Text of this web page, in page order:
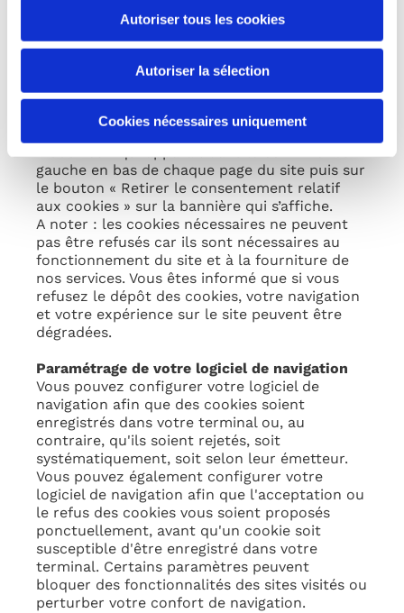
Autoriser tous les cookies
Autoriser la sélection
Cookies nécessaires uniquement
- Vous n’acceptez que le dépôt de cookies
nécessaires au fonctionnement du service en
cliquant sur le bouton « Accepter la sélection
» dans le bandeau
Vous pouvez à tout moment accepter ou
refuser les cookies en cliquant sur le bouton
gauche en bas de chaque page du site puis sur
le bouton « Retirer le consentement relatif
aux cookies » sur la bannière qui s’affiche.
A noter : les cookies nécessaires ne peuvent
pas être refusés car ils sont nécessaires au
fonctionnement du site et à la fourniture de
nos services. Vous êtes informé que si vous
refusez le dépôt des cookies, votre navigation
et votre expérience sur le site peuvent être
dégradées.
Paramétrage de votre logiciel de navigation
Vous pouvez configurer votre logiciel de
navigation afin que des cookies soient
enregistrés dans votre terminal ou, au
contraire, qu'ils soient rejetés, soit
systématiquement, soit selon leur émetteur.
Vous pouvez également configurer votre
logiciel de navigation afin que l'acceptation ou
le refus des cookies vous soient proposés
ponctuellement, avant qu'un cookie soit
susceptible d'être enregistré dans votre
terminal. Certains paramètres peuvent
bloquer des fonctionnalités des sites visités ou
perturber votre confort de navigation.